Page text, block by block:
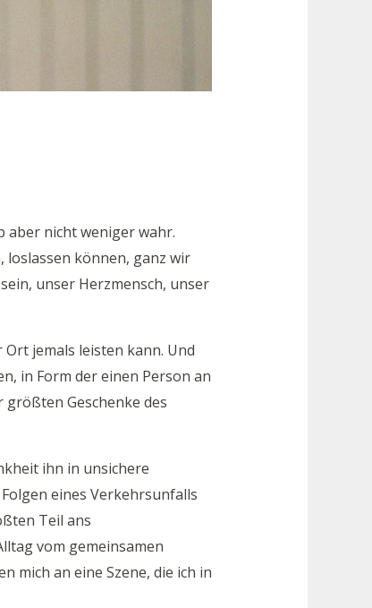
aber nicht weniger wahr.
können, ganz wir
unser Herzmensch, unser
jemals leisten kann. Und
in Form der einen Person an
größten Geschenke des
ihn in unsichere
eines Verkehrsunfalls
Teil ans
vom gemeinsamen
mich an eine Szene, die ich in